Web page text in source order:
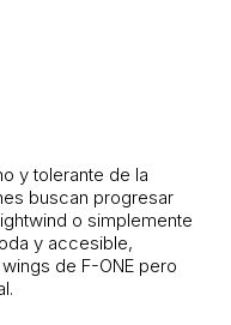
y tolerante de la
buscan progresar
o simplemente
y accesible,
de F-ONE pero